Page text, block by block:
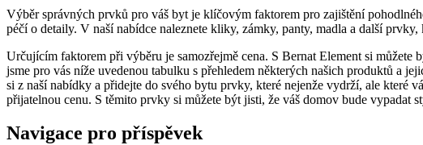
Výběr správných prvků pro ​váš byt je klíčovým faktorem pro zajištění
péčí o detaily. V naší nabídce naleznete kliky, zámky, panty, madla a další
Určujícím faktorem při výběru je samozřejmě cena. ⁣S Bernat Element si
jsme pro vás níže uvedenou tabulku s přehledem​ některých našich produktů‌ a
si z naší nabídky​ a přidejte do svého bytu prvky,⁢ které nejenže vydrží, ale které
přijatelnou‍ cenu. S těmito prvky si ‍můžete být jisti, ⁢že váš domov bude
Navigace pro příspěvek